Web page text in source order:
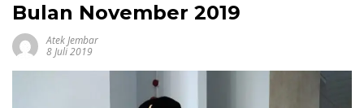
Bulan November 2019
Atek Jembar
8 Juli 2019